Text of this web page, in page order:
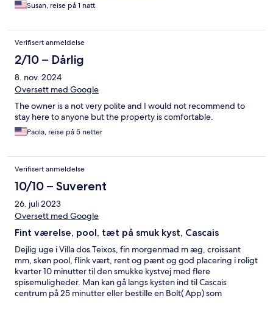
Susan, reise på 1 natt
Verifisert anmeldelse
2/10 – Dårlig
8. nov. 2024
Oversett med Google
The owner is a not very polite and I would not recommend to
stay here to anyone but the property is comfortable.
Paola, reise på 5 netter
Verifisert anmeldelse
10/10 – Suverent
26. juli 2023
Oversett med Google
Fint værelse, pool, tæt på smuk kyst, Cascais
Dejlig uge i Villa dos Teixos, fin morgenmad m æg, croissant
mm, skøn pool, flink vært, rent og pænt og god placering i roligt
kvarter 10 minutter til den smukke kystvej med flere
spisemuligheder. Man kan gå langs kysten ind til Cascais
centrum på 25 minutter eller bestille en Bolt( App) som